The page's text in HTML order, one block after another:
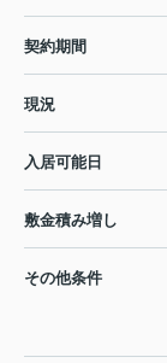
契約期間
現況
入居可能日
敷金積み増し
その他条件